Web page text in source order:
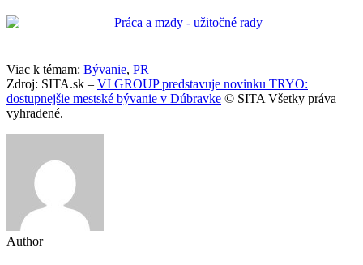
Viac k témam: Bývanie, PR
Zdroj: SITA.sk – VI GROUP predstavuje novinku TRYO:
dostupnejšie mestské bývanie v Dúbravke © SITA Všetky práva
vyhradené.
Author